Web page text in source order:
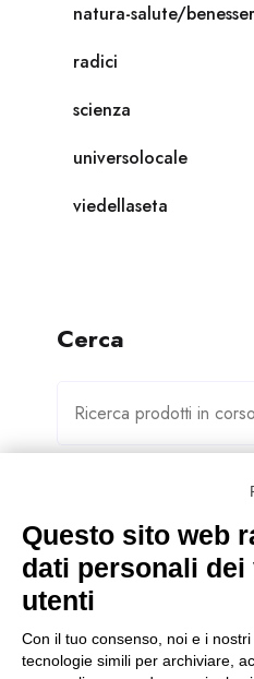
natura-salute/
radici
scienza
universolocale
viedellaseta
Cerca
Categorie
Categorie
Questo sito web
dati personali
utenti
Con il tuo consenso, noi e i
tecnologie simili per archiviare,